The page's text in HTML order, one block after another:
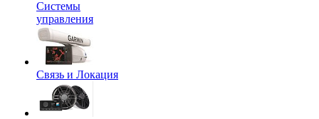
Системы
управления
Связь и Локация